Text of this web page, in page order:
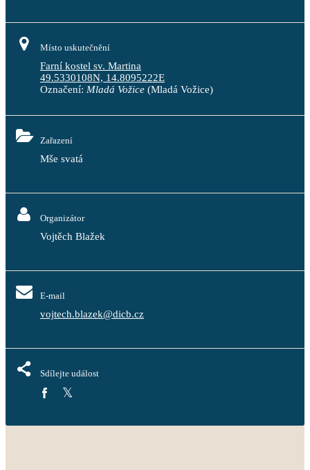
Místo uskutečnění
Farní kostel sv. Martina
49.5330108N, 14.8095222E
Označení: Mladá Vožice (Mladá Vožice)
Zařazení
Mše svatá
Organizátor
Vojtěch Blažek
E-mail
vojtech.blazek@dicb.cz
Sdílejte událost